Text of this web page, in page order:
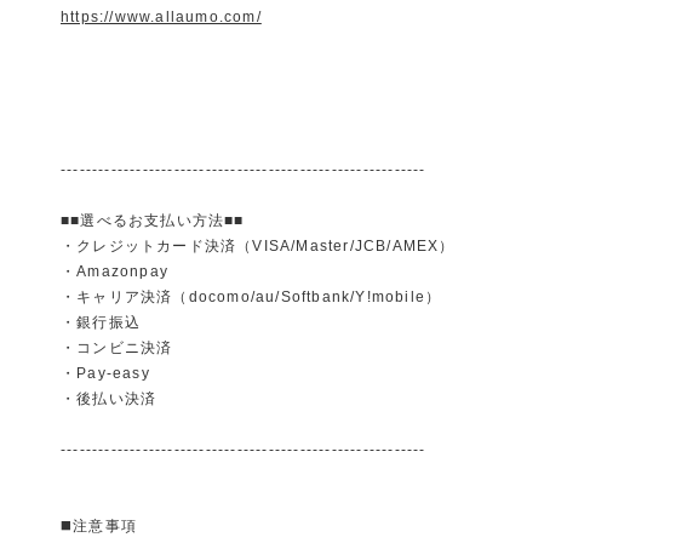
https://www.allaumo.com/
----------------------------------------------------------
■■選べるお支払い方法■■
・クレジットカード決済（VISA/Master/JCB/AMEX）
・Amazonpay
・キャリア決済（docomo/au/Softbank/Y!mobile）
・銀行振込
・コンビニ決済
・Pay-easy
・後払い決済
----------------------------------------------------------
◼️注意事項